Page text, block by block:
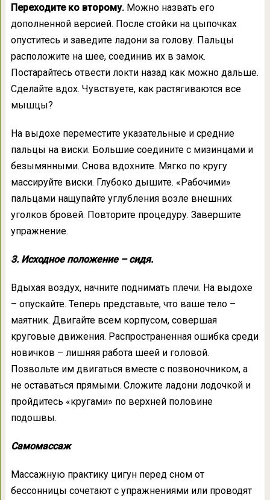
Переходите ко второму.Можно назвать его
дополненной версией. После стойки на цыпочках
опуститесь и заведите ладони за голову. Пальцы
расположите на шее, соединив их в замок.
Постарайтесь отвести локти назад как можно дальше.
Сделайте вдох. Чувствуете, как растягиваются все
мышцы?
На выдохе переместите указательные и средние
пальцы на виски. Большие соедините с мизинцами и
безымянными. Снова вдохните. Мягко по кругу
массируйте виски. Глубоко дышите. «Рабочими»
пальцами нащупайте углубления возле внешних
уголков бровей. Повторите процедуру. Завершите
упражнение.
3. Исходное положение – сидя.
Вдыхая воздух, начните поднимать плечи. На выдохе
– опускайте. Теперь представьте, что ваше тело –
маятник. Двигайте всем корпусом, совершая
круговые движения. Распространенная ошибка среди
новичков – лишняя работа шеей и головой.
Позвольте им двигаться вместе с позвоночником, а
не оставаться прямыми. Сложите ладони лодочкой и
пройдитесь «кругами» по верхней половине
подошвы.
Самомассаж
Массажную практику цигун перед сном от
бессонницы сочетают с упражнениями или проводят